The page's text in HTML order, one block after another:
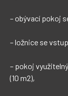
– obývací pokoj
– ložnice se
– pokoj
(10 m2),